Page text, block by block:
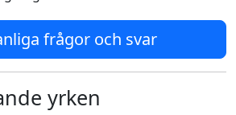
frågor och svar
yrken